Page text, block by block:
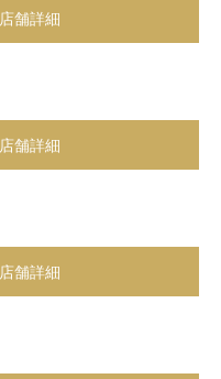
店舗詳細
店舗詳細
店舗詳細